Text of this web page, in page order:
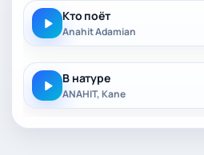
Кто поёт
Anahit Adamian
В натуре
ANAHIT, Kane